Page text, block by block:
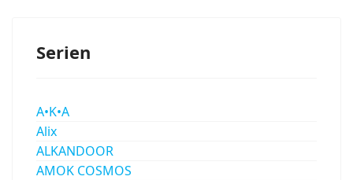
Serien
A•K•A
Alix
ALKANDOOR
AMOK COSMOS